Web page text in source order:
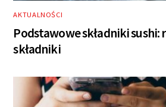
AKTUALNOŚCI
Podstawowe składniki sushi:
składniki